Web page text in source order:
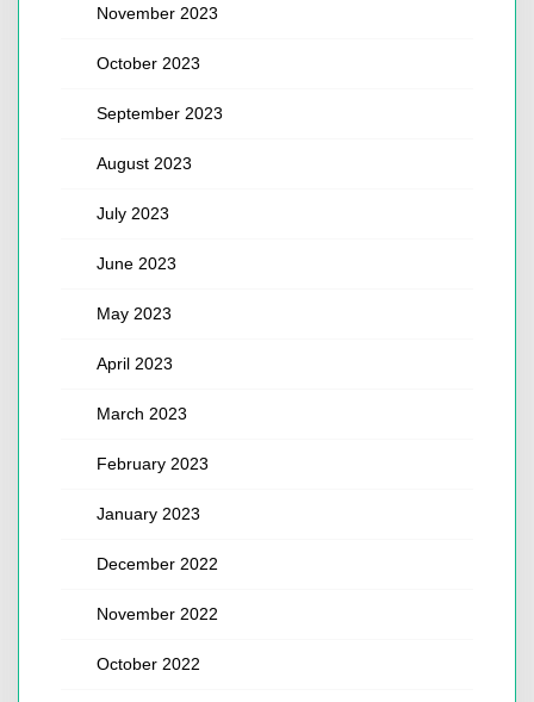
November 2023
October 2023
September 2023
August 2023
July 2023
June 2023
May 2023
April 2023
March 2023
February 2023
January 2023
December 2022
November 2022
October 2022